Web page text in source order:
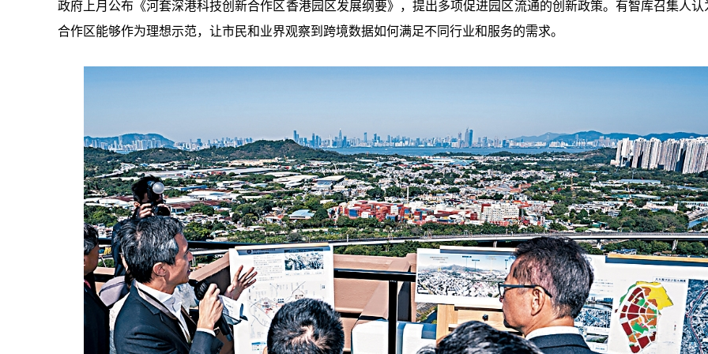
政府上月公布《河套深港科技创新合作区香港园区发展纲要》，提出多项促进园区流通的创新政策。有智库召集人认
合作区能够作为理想示范，让市民和业界观察到跨境数据如何满足不同行业和服务的需求。